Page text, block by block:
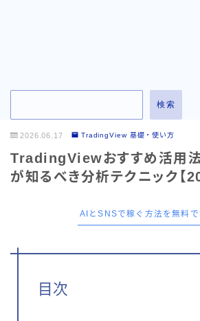
検索
2026.06.17 TradingView 基礎・使い方
TradingViewおすすめ活用
が知るべき分析テクニック【
AIとSNSで稼ぐ方法を無料で
目次